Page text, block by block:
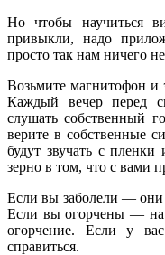
Но чтобы научиться
привыкли, надо
просто так нам ничего не
Возьмите магнитофон и
Каждый вечер перед
слушать собственный
верите в собственные
будут звучать с
зерно в том, что с вами
Если вы заболели — они
Если вы огорчены — на
огорчение. Если у
справиться.